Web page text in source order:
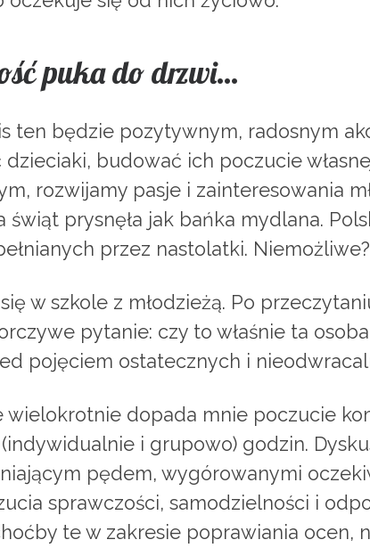
puka do drzwi…
ten będzie pozytywnym, radosnym
budować ich poczucie
rozwijamy pasje i zainteresowania
świąt prysnęła jak bańka mydlana.
przez nastolatki.
w szkole z młodzieżą. Po
pytanie: czy to właśnie ta
pojęciem ostatecznych i
wielokrotnie dopada mnie poczucie
i grupowo) godzin.
pędem, wygórowanymi
sprawczości, samodzielności i
te w zakresie poprawiania